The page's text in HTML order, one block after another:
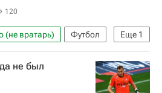
120
Еще 1
(не вратарь)
Футбол
по футболу
не был